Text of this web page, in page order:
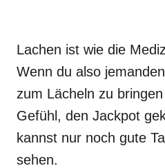
Lachen ist wie die
Wenn du also
zum Lächeln zu
Gefühl, den Jackpot
kannst nur noch gute
sehen.